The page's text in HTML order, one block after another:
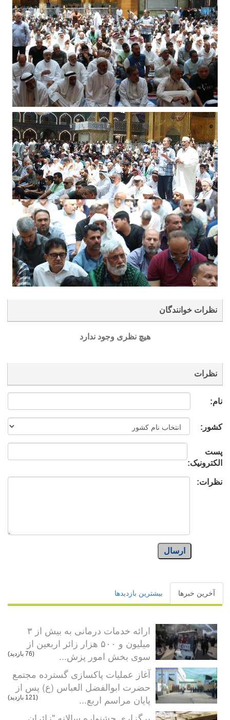
نظرات خوانندگان
هیچ نظری وجود ندارد
نظرات
نام:
کشور:
پست
الکترونیک:
نظرات:
ارسال
آخرین خبرها بیشترین بازدیدها
ارائه خدمات درمانی به بیش از ۳
میلیون و ۵۰۰ هزار زائر اربعین از
سوی بخش امور پزش...
(76 بازدید)
آغاز عملیات پاکسازی گسترده مجتمع
حضرت ابوالفضل العباس (ع) پس از
پایان مراسم اربع...
(121 بازدید)
برگزاری جشنواره سالانه "زائران